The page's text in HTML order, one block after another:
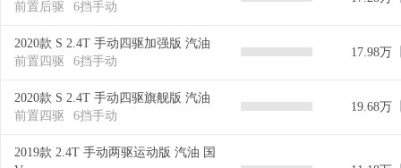
前置后驱
6挡手动
2020款 S 2.4T 手动四驱加强版 汽油
前置四驱
6挡手动
17.98万
2020款 S 2.4T 手动四驱旗舰版 汽油
前置四驱
6挡手动
19.68万
2019款 2.4T 手动两驱运动版 汽油 国